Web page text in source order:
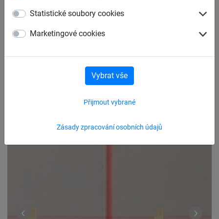
Statistické soubory cookies
Marketingové cookies
Zásady zpracování osobních údajů
Přijmout vybrané
Vybrat vše
Šplhací lano Herkules s
pomůckami, délka 2,00 m, Ø